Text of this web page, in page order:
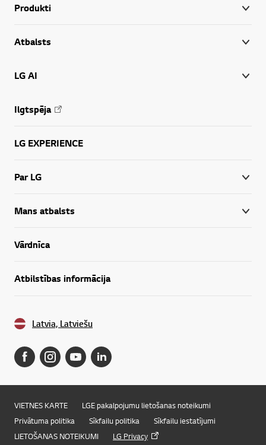
Produkti
Atbalsts
LG AI
Ilgtspēja
LG EXPERIENCE
Par LG
Mans atbalsts
Vārdnīca
Atbilstības informācija
Latvia, Latviešu
VIETNES KARTE
LGE pakalpojumu lietošanas noteikumi
Privātuma politika
Sīkfailu politika
Sīkfailu iestatījumi
LIETOŠANAS NOTEIKUMI
LG Privacy